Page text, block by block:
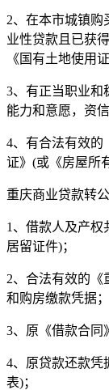
2、在本市城镇购
业性贷款且已获
《国有土地使用证
3、有正当职业和
能力和意愿，资信
4、有合法有效的
证》(或《房屋所
重庆商业贷款转
1、借款人及产权
居留证件)；
2、合法有效的《
和购房缴款凭据；
3、原《借款合同
4、原贷款还款凭
表)；